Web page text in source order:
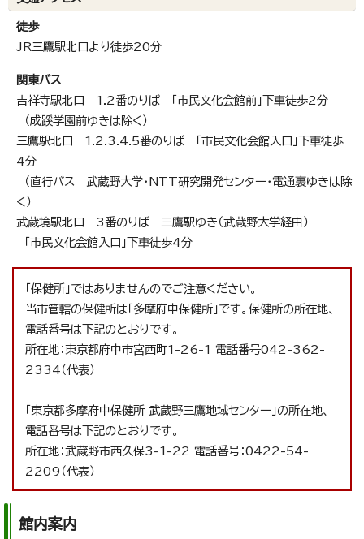
徒歩
JR三鷹駅北口より徒歩20分
関東バス
吉祥寺駅北口 1.2番のりば 「市民文化会館前」下車徒歩2分
（成蹊学園前ゆきは除く）
三鷹駅北口 1.2.3.4.5番のりば 「市民文化会館入口」下車徒歩
4分
（直行バス 武蔵野大学・NTT研究開発センター・電通裏ゆきは除
く）
武蔵境駅北口 3番のりば 三鷹駅ゆき（武蔵野大学経由）
「市民文化会館入口」下車徒歩4分
「保健所」ではありませんのでご注意ください。
当市管轄の保健所は「多摩府中保健所」です。保健所の所在地、
電話番号は下記のとおりです。
所在地：東京都府中市宮西町1-26-1 電話番号042-362-
2334（代表）
「東京都多摩府中保健所 武蔵野三鷹地域センター」の所在地、
電話番号は下記のとおりです。
所在地：武蔵野市西久保3-1-22 電話番号：0422-54-
2209（代表）
館内案内